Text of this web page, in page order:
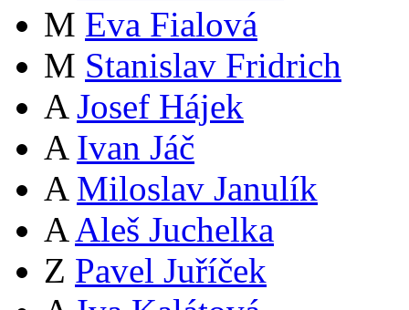
M Eva Fialová
M Stanislav Fridrich
A Josef Hájek
A Ivan Jáč
A Miloslav Janulík
A Aleš Juchelka
Z Pavel Juříček